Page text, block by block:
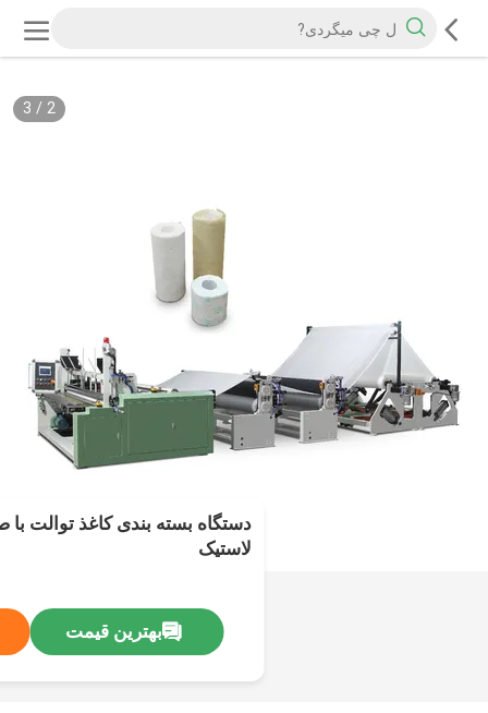
2
/
3
دستگاه بسته بندی کاغذ توالت
لاستیک
بهترین قیمت